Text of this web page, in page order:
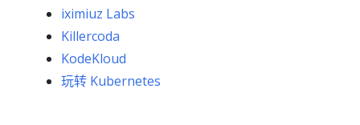
iximiuz Labs
Killercoda
KodeKloud
玩转 Kubernetes